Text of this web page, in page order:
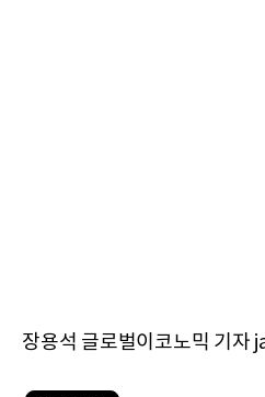
장용석 글로벌이코노믹 기